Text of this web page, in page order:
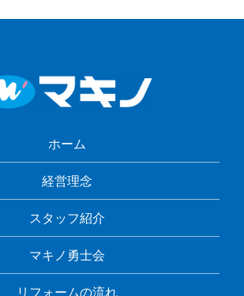
ホーム
経営理念
スタッフ紹介
マキノ勇士会
リフォームの流れ